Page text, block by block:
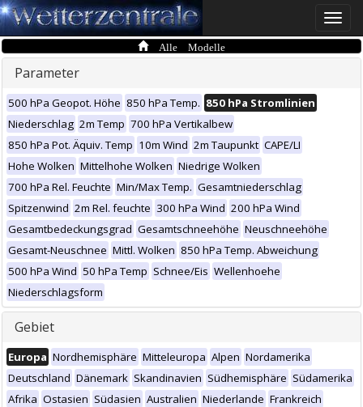
Toggle
Alle Modelle
Parameter
500 hPa Geopot. Höhe 850 hPa Temp. 850 hPa Stromlinien
Niederschlag 2m Temp 700 hPa Vertikalbew
850 hPa Pot. Äquiv. Temp 10m Wind 2m Taupunkt CAPE/LI
Hohe Wolken Mittelhohe Wolken Niedrige Wolken
700 hPa Rel. Feuchte Min/Max Temp. Gesamtniederschlag
Spitzenwind 2m Rel. feuchte 300 hPa Wind 200 hPa Wind
Gesamtbedeckungsgrad Gesamtschneehöhe Neuschneehöhe
Gesamt-Neuschnee Mittl. Wolken 850 hPa Temp. Abweichung
500 hPa Wind 50 hPa Temp Schnee/Eis Wellenhoehe
Niederschlagsform
Gebiet
Europa Nordhemisphäre Mitteleuropa Alpen Nordamerika
Deutschland Dänemark Skandinavien Südhemisphäre Südamerika
Afrika Ostasien Südasien Australien Niederlande Frankreich